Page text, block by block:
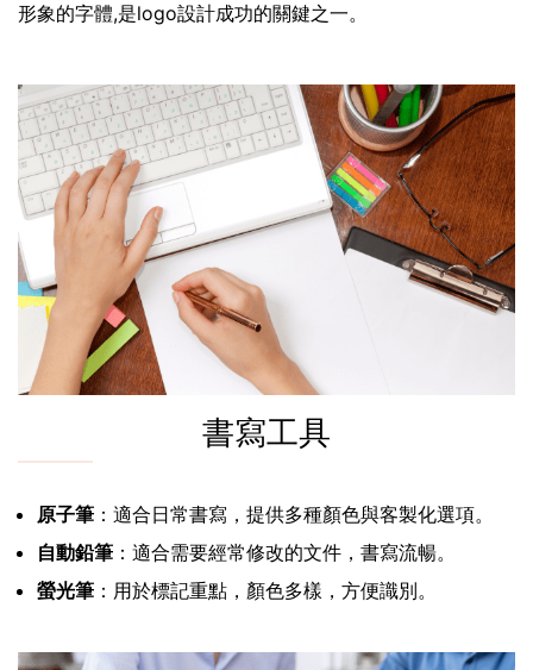
形象的字體,是logo設計成功的關鍵之一。
書寫工具
原子筆 ：適合日常書寫，提供多種顏色與客製化選項。
自動鉛筆 ：適合需要經常修改的文件，書寫流暢。
螢光筆 ：用於標記重點，顏色多樣，方便識別。